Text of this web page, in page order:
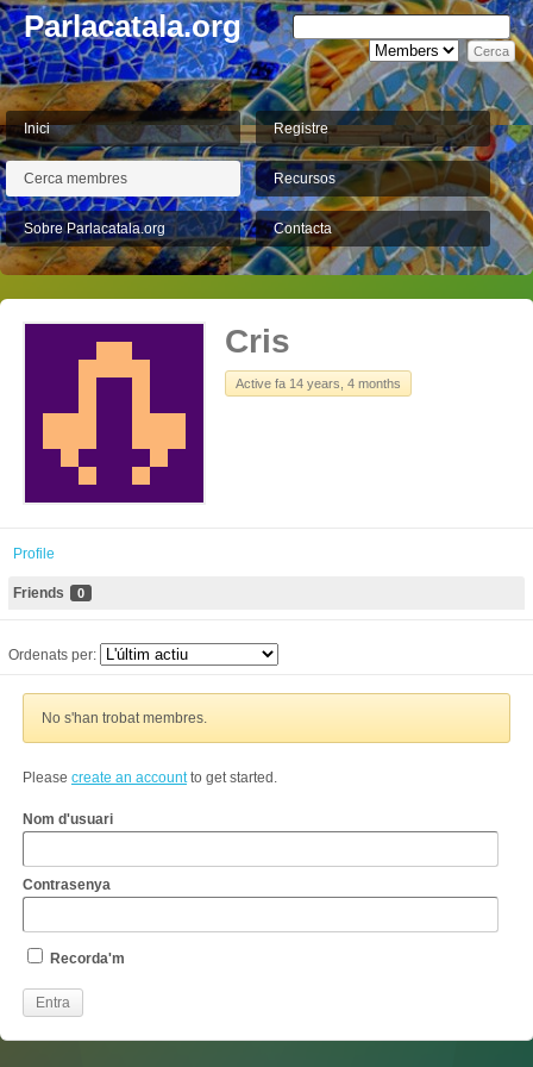
Parlacatala.org
Inici Registre
Cerca membres Recursos
Sobre Parlacatala.org Contacta
Cris
Active fa 14 years, 4 months
Profile
Friends 0
Ordenats per:
No s'han trobat membres.
Please create an accountto get started.
Nom d'usuari
Contrasenya
Recorda'm